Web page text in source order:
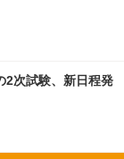
2次試験、新日程発